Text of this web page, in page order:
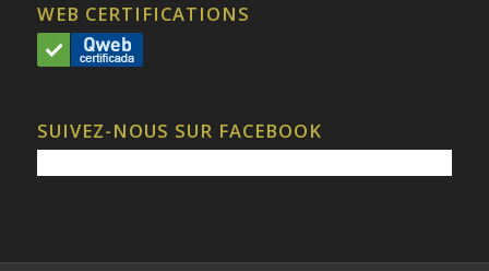
WEB CERTIFICATIONS
SUIVEZ-NOUS SUR FACEBOOK